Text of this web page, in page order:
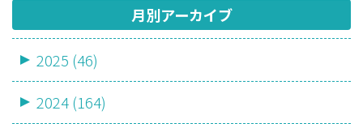
月別アーカイブ
2025 (46)
2024 (164)